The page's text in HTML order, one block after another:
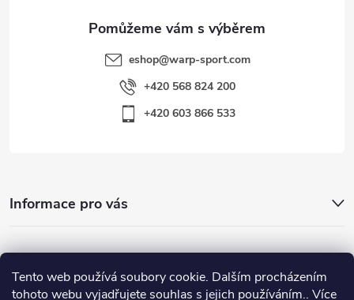
Tento web používá soubory cookie. Dalším procházením
tohoto webu vyjadřujete souhlas s jejich používáním.. Více
eshop@warp-sport.com
+420 568 824 200
+420 603 866 533
Informace pro vás
Nejhledanější